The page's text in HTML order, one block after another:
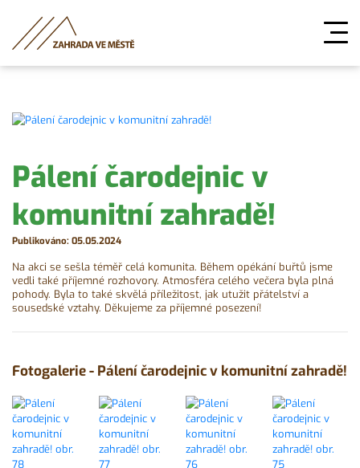
Pálení čarodejnic v
komunitní zahradě!
Publikováno: 05.05.2024
Na akci se sešla téměř celá komunita. Během opékání buřtů jsme
vedli také příjemné rozhovory. Atmosféra celého večera byla plná
pohody. Byla to také skvělá příležitost, jak utužit přátelství a
sousedské vztahy. Děkujeme za příjemné posezení!
Fotogalerie - Pálení čarodejnic v komunitní zahradě!